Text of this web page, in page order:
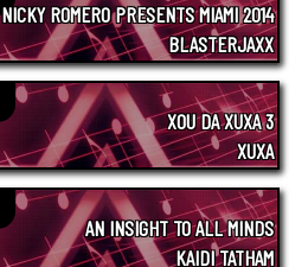
NICKY ROMERO PRESENTS MIAMI 2014
BLASTERJAXX
XOU DA XUXA 3
XUXA
AN INSIGHT TO ALL MINDS
KAIDI TATHAM